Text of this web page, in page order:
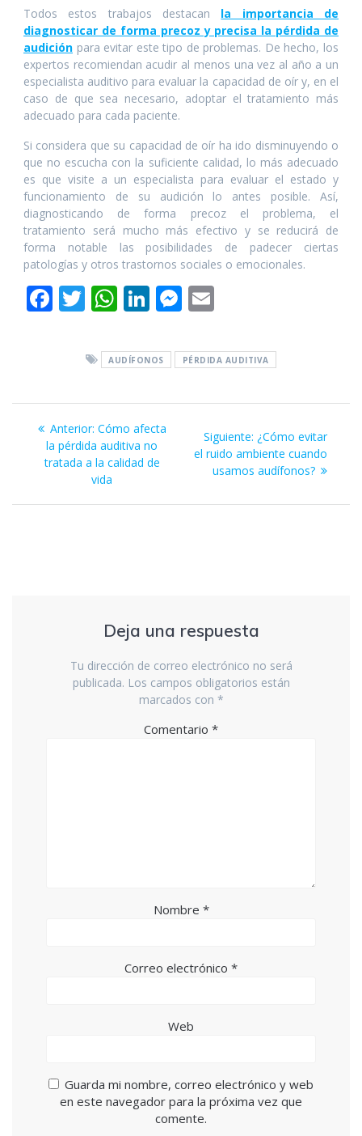
Todos estos trabajos destacan la importancia de
diagnosticar de forma precoz y precisa la pérdida de
audición para evitar este tipo de problemas. De hecho, los
expertos recomiendan acudir al menos una vez al año a un
especialista auditivo para evaluar la capacidad de oír y, en el
caso de que sea necesario, adoptar el tratamiento más
adecuado para cada paciente.
Si considera que su capacidad de oír ha ido disminuyendo o
que no escucha con la suficiente calidad, lo más adecuado
es que visite a un especialista para evaluar el estado y
funcionamiento de su audición lo antes posible. Así,
diagnosticando de forma precoz el problema, el
tratamiento será mucho más efectivo y se reducirá de
forma notable las posibilidades de padecer ciertas
patologías y otros trastornos sociales o emocionales.
F
o
o
k
T
itt
er
W
at
s
A
p
p
Li
k
e
dI
n
M
ss
e
n
er
ai
l
AUDÍFONOS PÉRDIDA AUDITIVA
Navegación
de
entradas
Anterior: Entrada
anterior:
Cómo afecta
la pérdida auditiva no
tratada a la calidad de
vida
Siguiente: Siguiente
entrada:
¿Cómo evitar
el ruido ambiente cuando
usamos audífonos?
Deja una respuesta
Tu dirección de correo electrónico no será
publicada. Los campos obligatorios están
marcados con *
Comentario *
Nombre *
Correo electrónico *
Web
Guarda mi nombre, correo electrónico y web
en este navegador para la próxima vez que
comente.